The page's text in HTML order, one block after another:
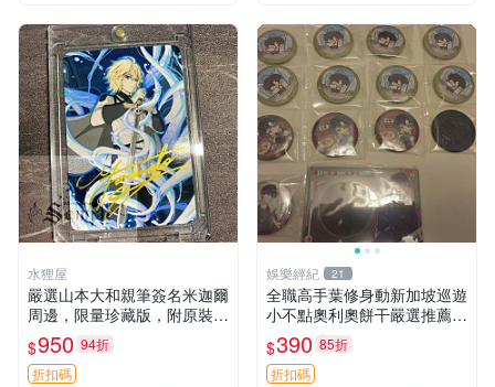
水狸屋
嚴選山本大和親筆簽名米迦爾
周邊，限量珍藏版，附原裝卡
磚與精美裝裱。收藏家推薦，
品相完美好發，支持權威鑒
定。 百夜優一郎周邊 山本大
$950 94折
折扣碼
娛樂經紀 21
全職高手葉修身動新加坡巡遊
小不點奧利奧餅干嚴選推薦
吧唧小吃 巡游零食 臺灣嚴選
$390 85折
折扣碼